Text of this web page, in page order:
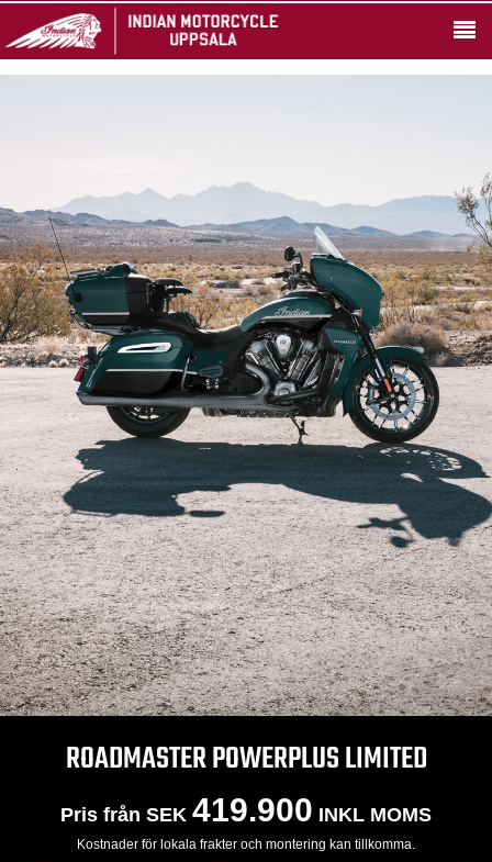
ROADMASTER POWERPLUS LIMITED
Pris från SEK 419.900 INKL MOMS
Kostnader för lokala frakter och montering kan tillkomma.